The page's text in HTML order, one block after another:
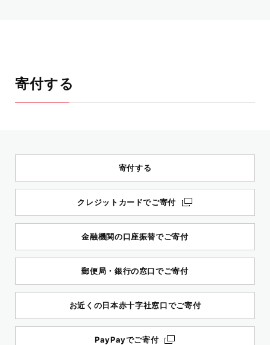
寄付する
寄付する
クレジットカードでご寄付
金融機関の口座振替でご寄付
郵便局・銀行の窓口でご寄付
お近くの日本赤十字社窓口でご寄付
PayPayでご寄付